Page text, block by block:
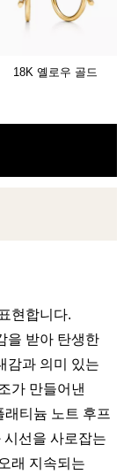
18K 옐로우 골드
세요
현합니다.
을 받아 탄생한
감과 의미 있는
가 만들어낸
티늄 노트 후프
선을 사로잡는
래 지속되는